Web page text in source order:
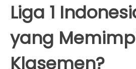
Liga 1
yang
Klasemen?